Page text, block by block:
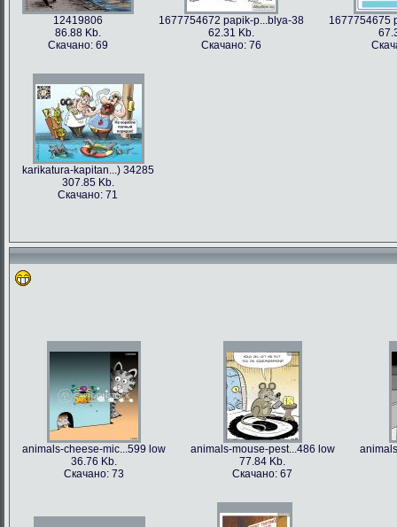
12419806
86.88 Kb.
Скачано: 69
1677754672 papik-p...blya-38
62.31 Kb.
Скачано: 76
1677754675
karikatura-kapitan...) 34285
307.85 Kb.
Скачано: 71
animals-cheese-mic...599 low
36.76 Kb.
Скачано: 73
animals-mouse-pest...486 low
77.84 Kb.
Скачано: 67